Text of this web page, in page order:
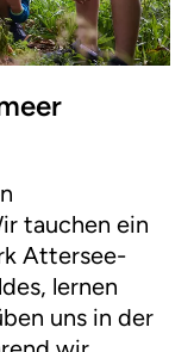
tauchen ein
Attersee-
lernen
uns in der